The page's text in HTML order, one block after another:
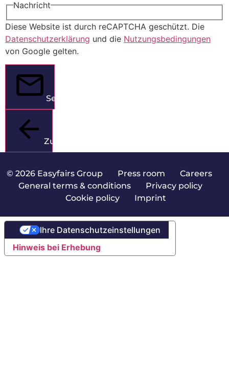
Nachricht
Diese Website ist durch reCAPTCHA geschützt. Die
Datenschutzerklärung und die Nutzungsbedingungen
von Google gelten.
Senden
Zurück
© 2026 Easyfairs Group| Press room Careers|
General terms & conditions| Privacy policy|
Cookie policy| Imprint
Hinweis bei Erhebung
Ihre Datenschutzeinstellungen